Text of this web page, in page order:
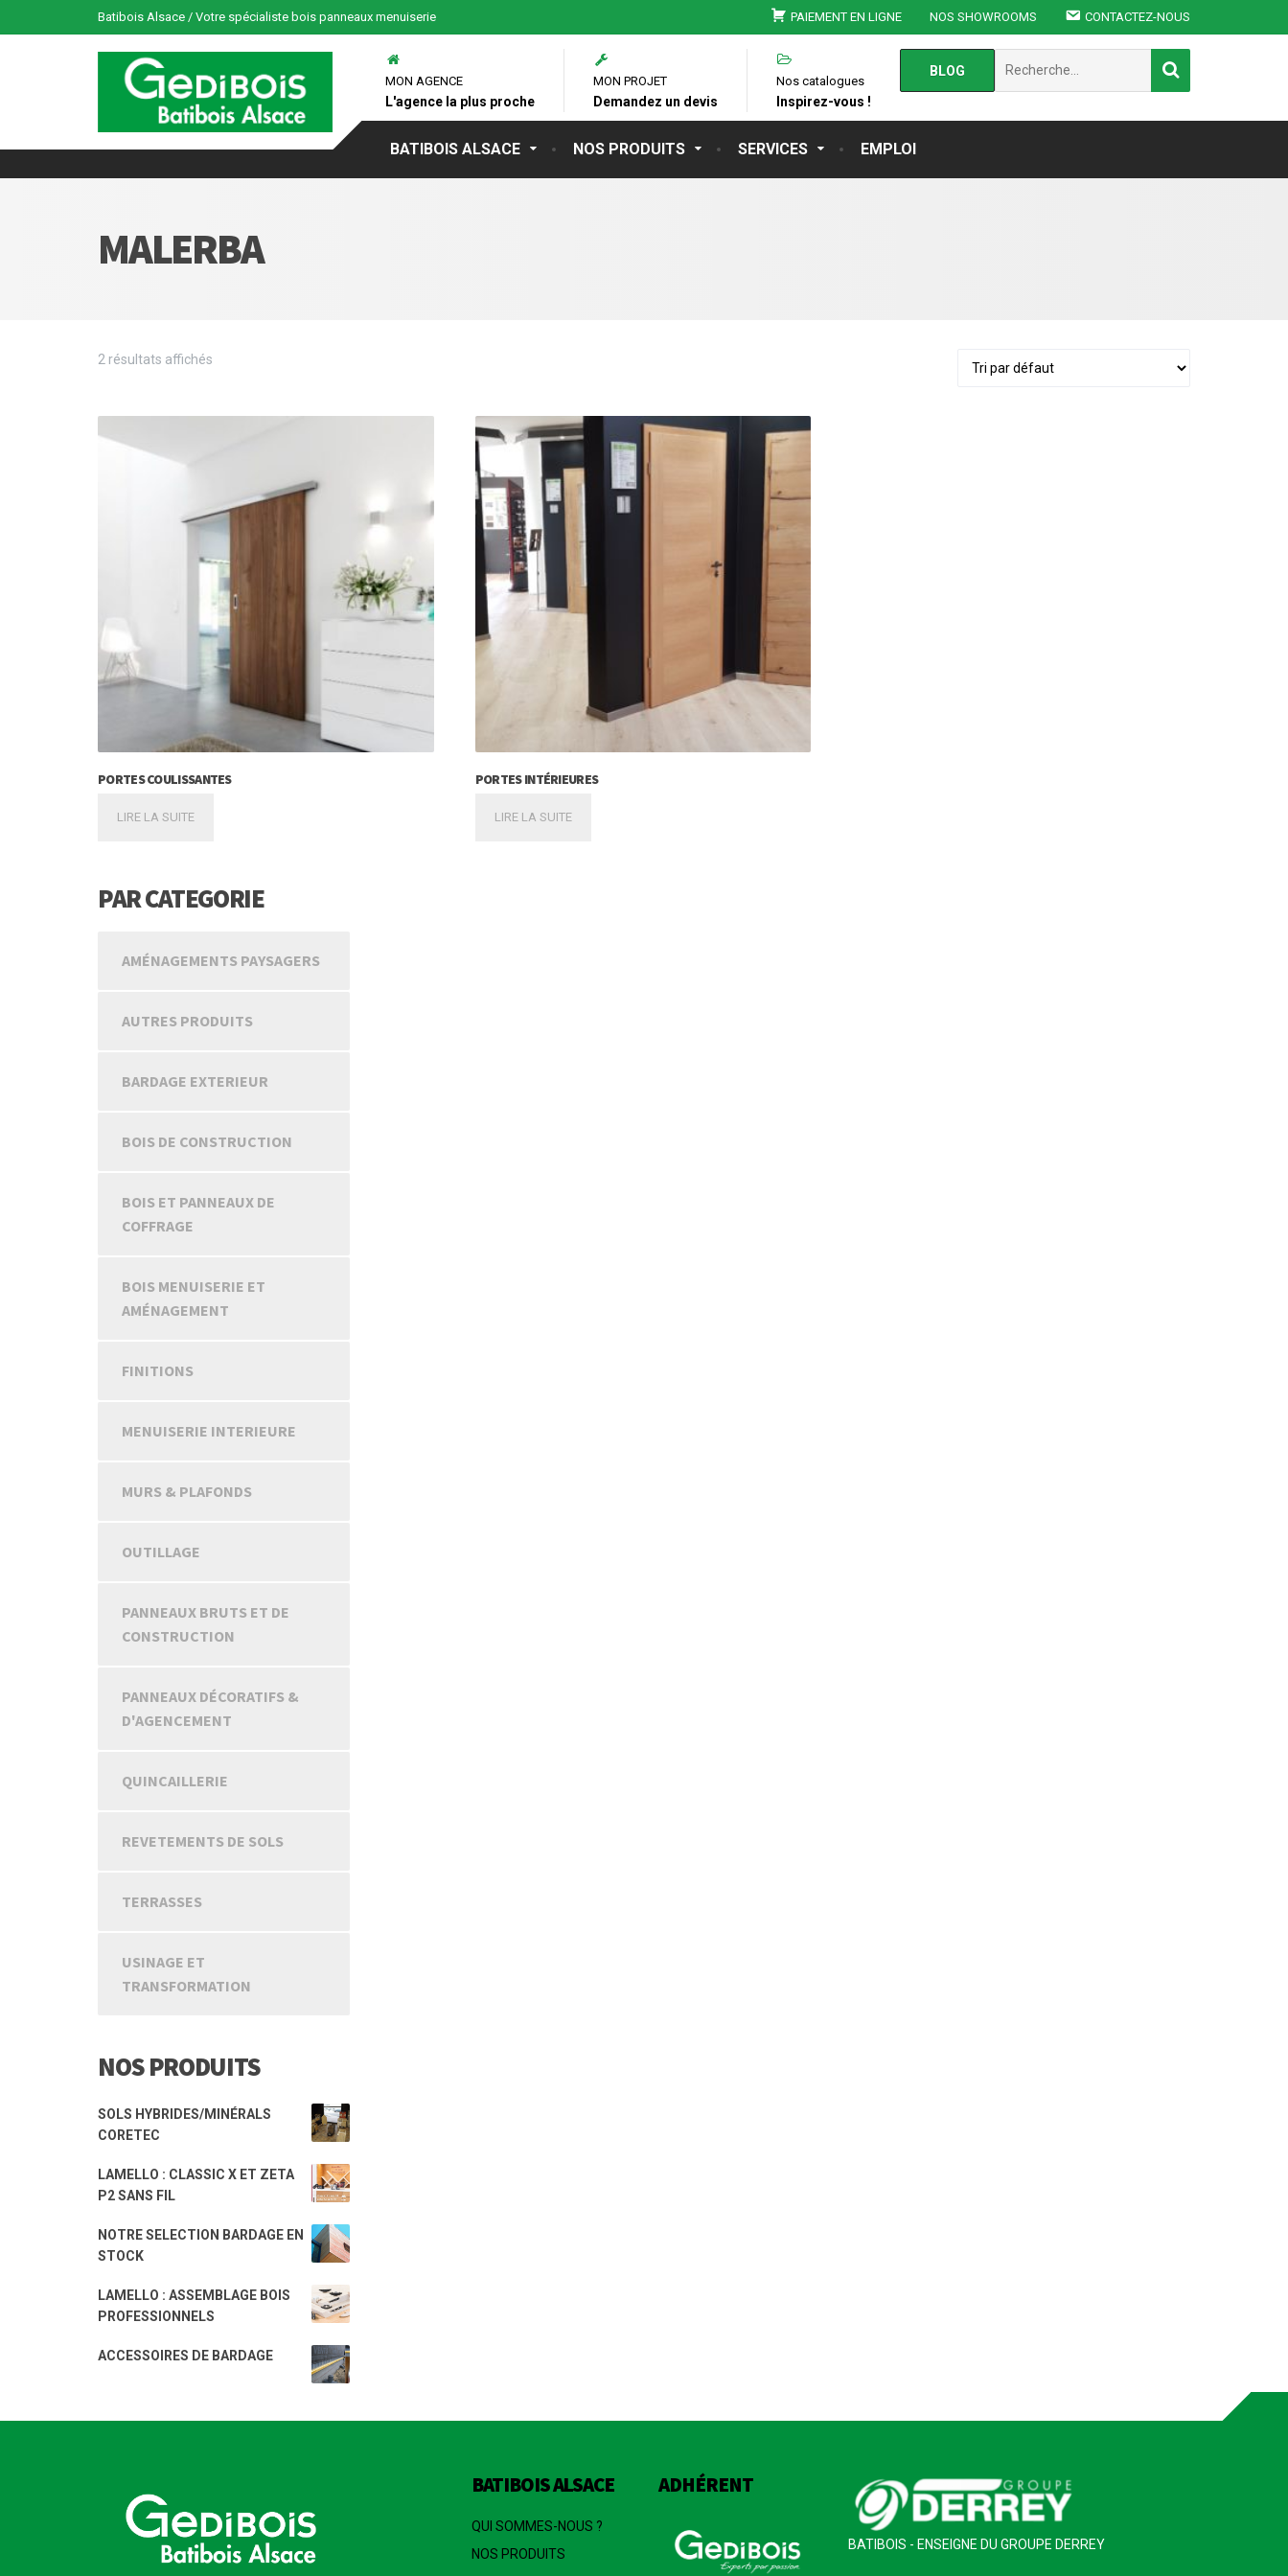
Batibois Alsace / Votre spécialiste bois panneaux menuiserie PAIEMENT EN LIGNE NOS SHOWROOMS CONTACTEZ-NOUS
BATIBOIS ALSACE NOS PRODUITS SERVICES EMPLOI
MON AGENCE
L'agence la plus proche
MON PROJET
Demandez un devis
Nos catalogues
Inspirez-vous !
BLOG
MALERBA
2 résultats affichés
PORTES COULISSANTES
LIRE LA SUITE
PORTES INTÉRIEURES
LIRE LA SUITE
PAR CATEGORIE
AMÉNAGEMENTS PAYSAGERS
AUTRES PRODUITS
BARDAGE EXTERIEUR
BOIS DE CONSTRUCTION
BOIS ET PANNEAUX DE
COFFRAGE
BOIS MENUISERIE ET
AMÉNAGEMENT
FINITIONS
MENUISERIE INTERIEURE
MURS & PLAFONDS
OUTILLAGE
PANNEAUX BRUTS ET DE
CONSTRUCTION
PANNEAUX DÉCORATIFS &
D'AGENCEMENT
QUINCAILLERIE
REVETEMENTS DE SOLS
TERRASSES
USINAGE ET
TRANSFORMATION
NOS PRODUITS
SOLS HYBRIDES/MINÉRALS
CORETEC
LAMELLO : CLASSIC X ET ZETA
P2 SANS FIL
NOTRE SELECTION BARDAGE EN
STOCK
LAMELLO : ASSEMBLAGE BOIS
PROFESSIONNELS
ACCESSOIRES DE BARDAGE
BATIBOIS ALSACE
QUI SOMMES-NOUS ?
NOS PRODUITS
ADHÉRENT
BATIBOIS - ENSEIGNE DU GROUPE DERREY